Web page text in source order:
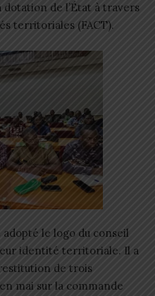
de l’État à travers
territoriales (FACT).
le logo du conseil
identité territoriale. Il a
de trois
mai sur la commande